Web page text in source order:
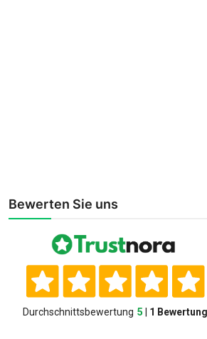
Bewerten Sie uns